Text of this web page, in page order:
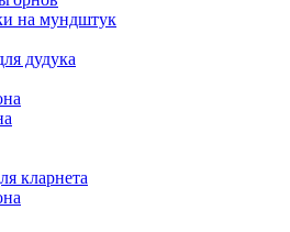
на мундштук
дудука
кларнета